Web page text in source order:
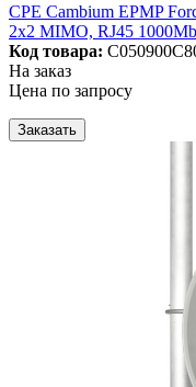
CPE Cambium EPMP
2x2 MIMO, RJ45
Код товара:
На заказ
Цена по запросу
Заказать